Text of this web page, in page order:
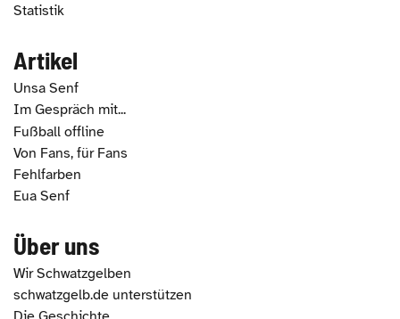
Statistik
Artikel
Unsa Senf
Im Gespräch mit...
Fußball offline
Von Fans, für Fans
Fehlfarben
Eua Senf
Über uns
Wir Schwatzgelben
schwatzgelb.de unterstützen